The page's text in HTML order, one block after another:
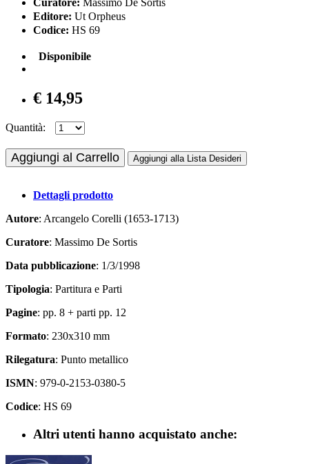
Curatore: Massimo De Sortis
Editore: Ut Orpheus
Codice: HS 69
Disponibile
€ 14,95
Quantità:
Aggiungi al Carrello Aggiungi alla Lista Desideri
Dettagli prodotto
Autore: Arcangelo Corelli (1653-1713)
Curatore: Massimo De Sortis
Data pubblicazione: 1/3/1998
Tipologia: Partitura e Parti
Pagine: pp. 8 + parti pp. 12
Formato: 230x310 mm
Rilegatura: Punto metallico
ISMN: 979-0-2153-0380-5
Codice: HS 69
Altri utenti hanno acquistato anche: